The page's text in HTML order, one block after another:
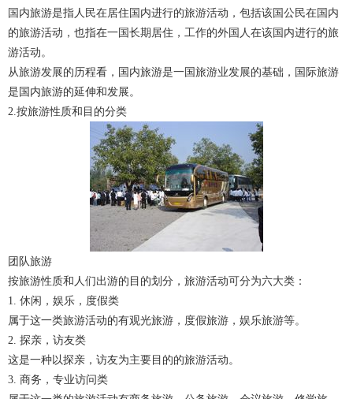
国内旅游是指人民在居住国内进行的旅游活动，包括该国公民在国内
的旅游活动，也指在一国长期居住，工作的外国人在该国内进行的旅
游活动。
从旅游发展的历程看，国内旅游是一国旅游业发展的基础，国际旅游
是国内旅游的延伸和发展。
2.按旅游性质和目的分类
团队旅游
按旅游性质和人们出游的目的划分，旅游活动可分为六大类：
1. 休闲，娱乐，度假类
属于这一类旅游活动的有观光旅游，度假旅游，娱乐旅游等。
2. 探亲，访友类
这是一种以探亲，访友为主要目的的旅游活动。
3. 商务，专业访问类